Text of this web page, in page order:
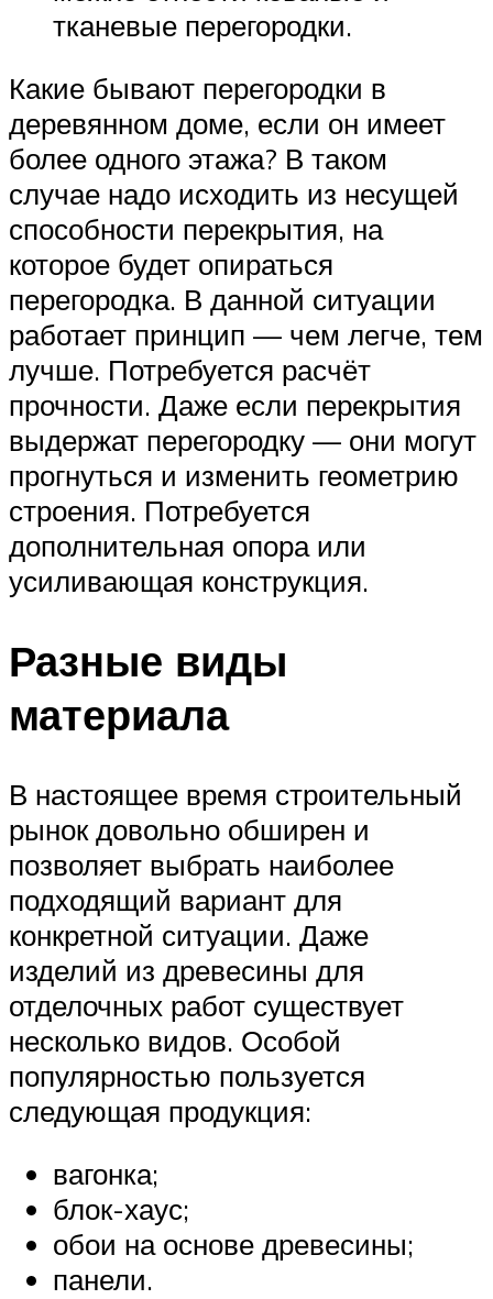
тканевые перегородки.
Какие бывают перегородки в
деревянном доме, если он имеет
более одного этажа? В таком
случае надо исходить из несущей
способности перекрытия, на
которое будет опираться
перегородка. В данной ситуации
работает принцип — чем легче, тем
лучше. Потребуется расчёт
прочности. Даже если перекрытия
выдержат перегородку — они могут
прогнуться и изменить геометрию
строения. Потребуется
дополнительная опора или
усиливающая конструкция.
Разные виды
материала
В настоящее время строительный
рынок довольно обширен и
позволяет выбрать наиболее
подходящий вариант для
конкретной ситуации. Даже
изделий из древесины для
отделочных работ существует
несколько видов. Особой
популярностью пользуется
следующая продукция:
вагонка;
блок-хаус;
обои на основе древесины;
панели.